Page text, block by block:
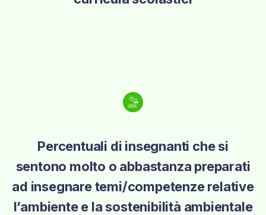
Percentuali di insegnanti che si
sentono molto o abbastanza preparati
ad insegnare temi/competenze relative
l’ambiente e la sostenibilità ambientale